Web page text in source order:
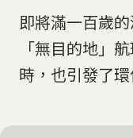
即將滿一百歲
「無目的地」
時，也引發了